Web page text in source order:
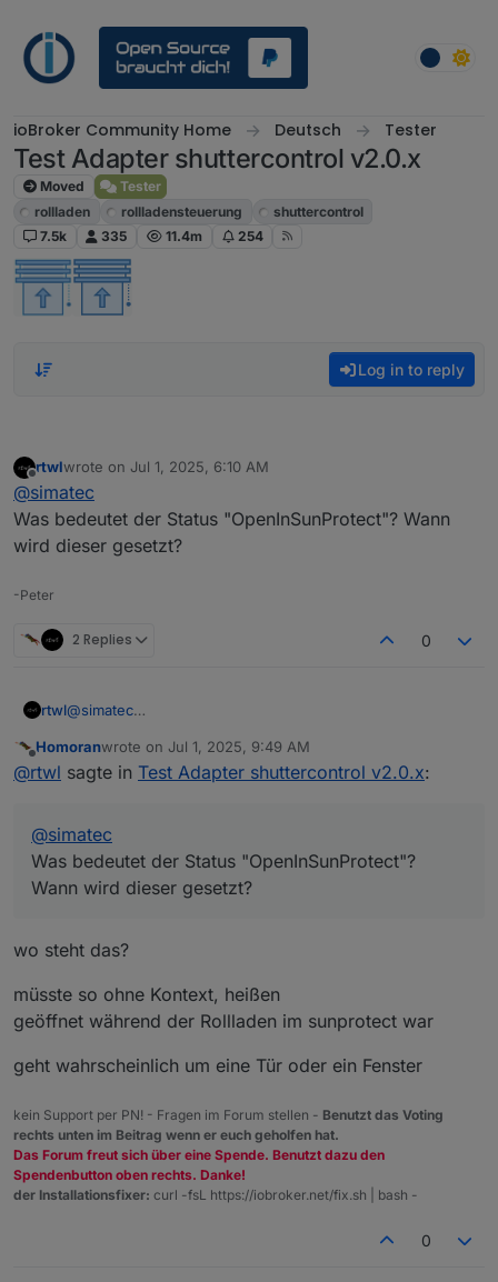
ioBroker Community Home Deutsch Tester
Test Adapter shuttercontrol v2.0.x
Moved
Tester
rollladen
rollladensteuerung
shuttercontrol
7.5k
335 11.4m 254
Log in to reply
Offline
rtwlwrote on Jul 1, 2025, 6:10 AM
last edited by
@simatec
Was bedeutet der Status "OpenInSunProtect"? Wann
wird dieser gesetzt?
-Peter
2 Replies 0
rtwl@simatec
dieser gesetzt?
Offline
Homoranwrote on Jul 1, 2025, 9:49 AM
last edited by
@rtwl sagte in Test Adapter shuttercontrol v2.0.x:
@simatec
Was bedeutet der Status "OpenInSunProtect"?
Wann wird dieser gesetzt?
wo steht das?
müsste so ohne Kontext, heißen
geöffnet während der Rollladen im sunprotect war
geht wahrscheinlich um eine Tür oder ein Fenster
kein Support per PN! - Fragen im Forum stellen - Benutzt das Voting
rechts unten im Beitrag wenn er euch geholfen hat.
Das Forum freut sich über eine Spende. Benutzt dazu den
Spendenbutton oben rechts. Danke!
der Installationsfixer: curl -fsL https://iobroker.net/fix.sh | bash -
0